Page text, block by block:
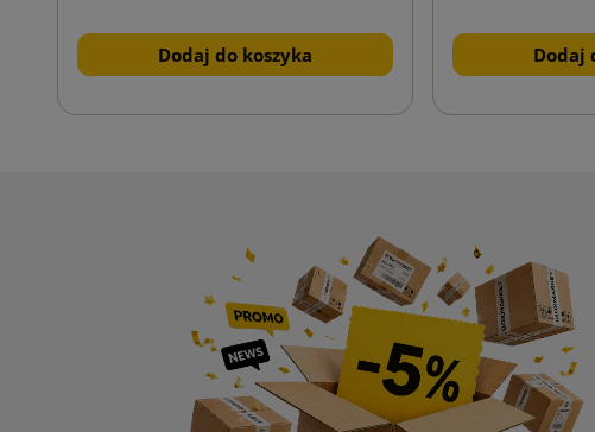
Dodaj do koszyka Dodaj